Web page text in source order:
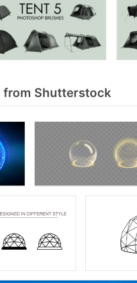
from Shutterstock